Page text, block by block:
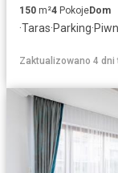
150 m²4 PokojeDom
·Taras·Parking·
Zaktualizowano 4 dni